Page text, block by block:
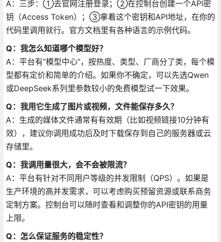
A：三步：①去官网注册登录；②在控制台创建一个API密
钥（Access Token）；③拿着这个密钥和API地址，在你的
代码里调用就行。官方文档里有各种语言的示例代码。
Q：我怎么知道哪个模型好？
A：平台有“模型中心”，按热度、类型、厂商分了类，每个模
型都有定价和简单的介绍。如果你不确定，可以先选Qwen
或DeepSeek系列里参数较小的免费模型试一下效果。
Q：我用它生成了图片或视频，文件能保存多久？
A：生成的媒体文件通常有有效期（比如视频链接10分钟有
效），建议你调用成功后及时下载保存到自己的服务器或云
存储里。
Q：我调用量很大，会不会被限流？
A：平台有针对不同用户等级的并发限制（QPS）。如果是
生产环境的高并发需求，可以考虑购买预留资源或联系商务
定制方案。控制台可以随时查看和调整你的API密钥的用量
上限。
Q：怎么保证服务的稳定性？